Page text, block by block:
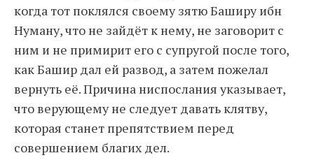
когда тот поклялся своему зятю Баширу ибн
Нуману, что не зайдёт к нему, не заговорит с
ним и не примирит его с супругой после того,
как Башир дал ей развод, а затем пожелал
вернуть её. Причина ниспослания указывает,
что верующему не следует давать клятву,
которая станет препятствием перед
совершением благих дел.